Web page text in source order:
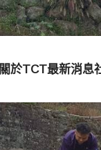
關於TCT最新消息